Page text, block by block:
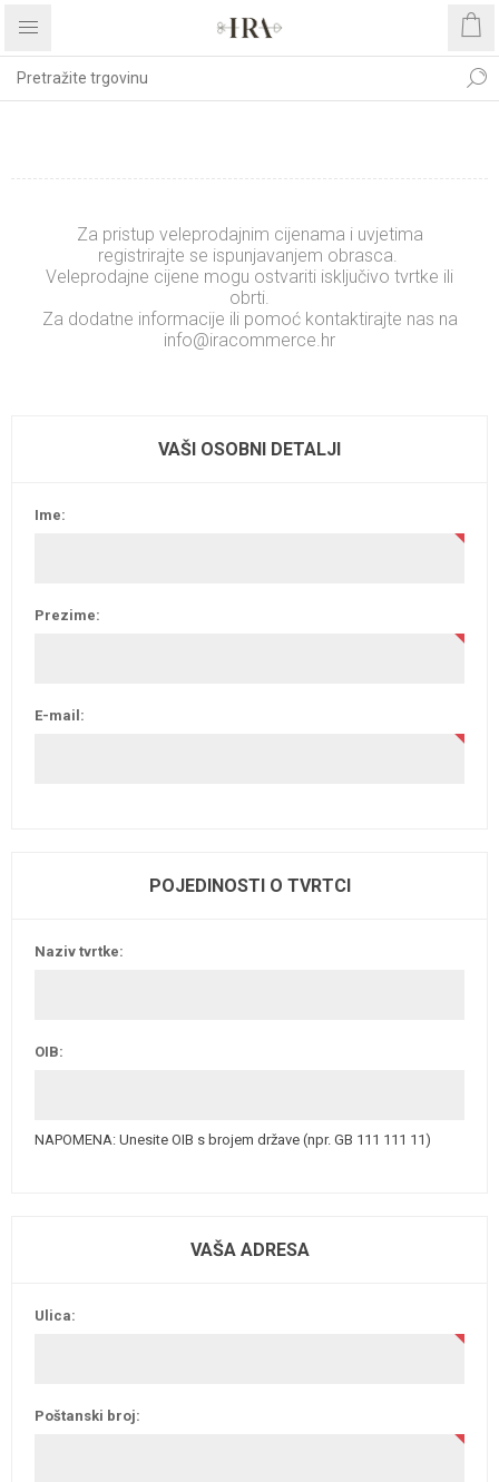
Za pristup veleprodajnim cijenama i uvjetima
registrirajte se ispunjavanjem obrasca.
Veleprodajne cijene mogu ostvariti isključivo tvrtke ili
obrti.
Za dodatne informacije ili pomoć kontaktirajte nas na
info@iracommerce.hr
VAŠI OSOBNI DETALJI
Ime:
Prezime:
E-mail:
POJEDINOSTI O TVRTCI
Naziv tvrtke:
OIB:
NAPOMENA: Unesite OIB s brojem države (npr. GB 111 111 11)
VAŠA ADRESA
Ulica:
Poštanski broj: